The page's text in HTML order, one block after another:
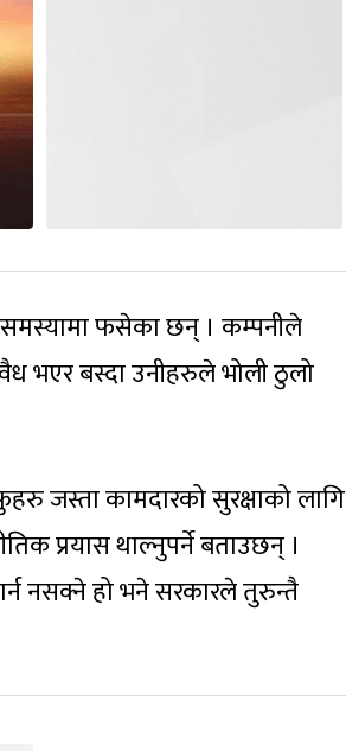
समस्यामा फसेका छन् । कम्पनीले
भएर बस्दा उनीहरुले भोली ठुलो
जस्ता कामदारको सुरक्षाको लागि
प्रयास थाल्नुपर्ने बताउछन् ।
नसक्ने हो भने सरकारले तुरुन्तै